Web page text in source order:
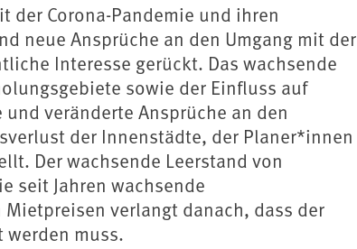
der Corona-Pandemie und ihren
neue Ansprüche an den Umgang mit der
Interesse gerückt. Das wachsende
sowie der Einfluss auf
veränderte Ansprüche an den
der Innenstädte, der Planer*innen
Der wachsende Leerstand von
seit Jahren wachsende
verlangt danach, dass der
werden muss.